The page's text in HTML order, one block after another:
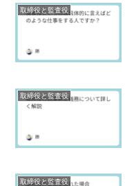
取締役と監査役
取締役と監査役
取締役と監査役